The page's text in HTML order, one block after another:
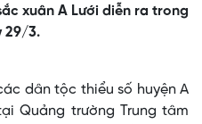
xuân A Lưới diễn ra trong
29/3.
dân tộc thiểu số huyện A
Quảng trường Trung tâm